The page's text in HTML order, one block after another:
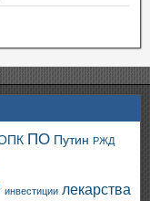
ПО Путин РЖД
инвестиции лекарства